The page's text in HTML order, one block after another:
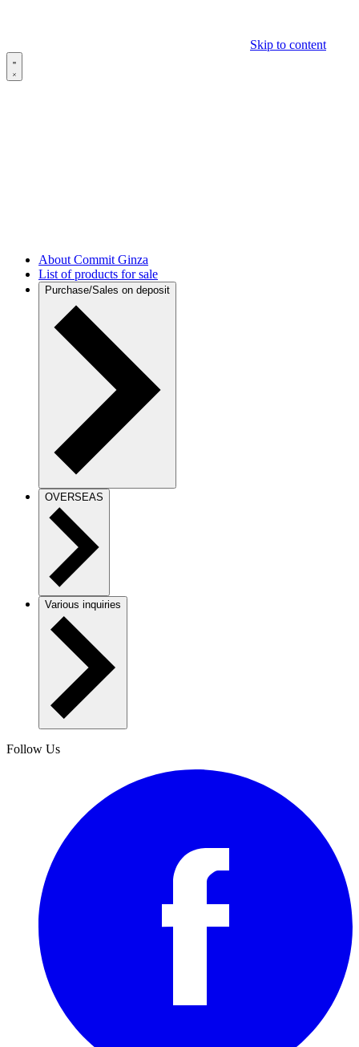
Skip to content
About Commit Ginza
List of products for sale
Purchase/Sales on deposit
OVERSEAS
Various inquiries
Follow Us